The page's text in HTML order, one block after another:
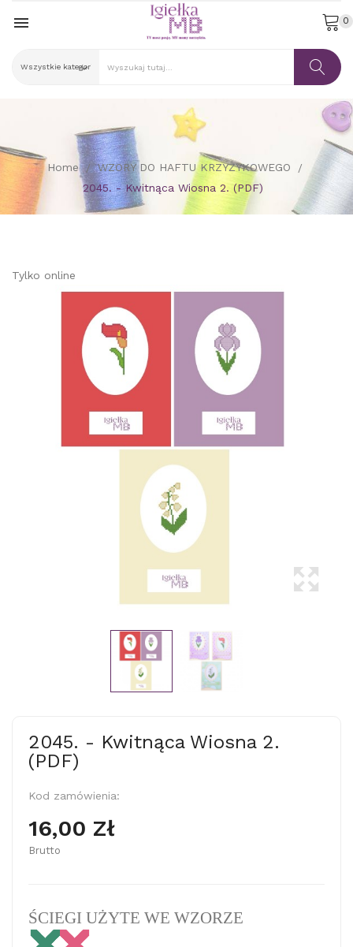
 0
Home
WZORY DO HAFTU KRZYŻYKOWEGO
2045. - Kwitnąca Wiosna 2. (PDF)
Tylko online
2045. - Kwitnąca Wiosna 2.
(PDF)
Kod zamówienia:
16,00 Zł
Brutto
ŚCIEGI UŻYTE WE WZORZE